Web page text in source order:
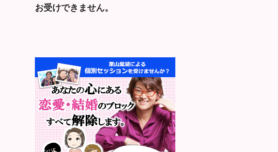
お受けできません。